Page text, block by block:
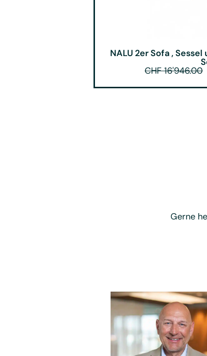
NALU 2er Sofa ,
CHF16'946.00
Gerne